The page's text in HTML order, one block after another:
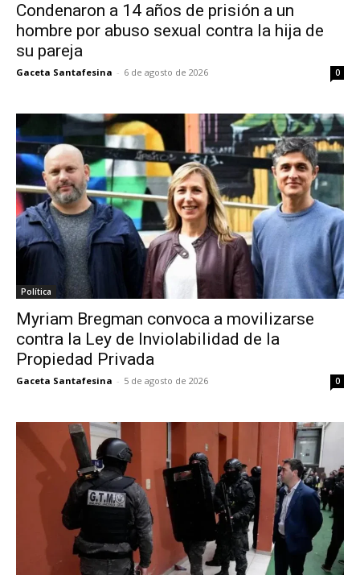
Condenaron a 14 años de prisión a un
hombre por abuso sexual contra la hija de
su pareja
Gaceta Santafesina - 6 de agosto de 2026 0
Política
Myriam Bregman convoca a movilizarse
contra la Ley de Inviolabilidad de la
Propiedad Privada
Gaceta Santafesina - 5 de agosto de 2026 0